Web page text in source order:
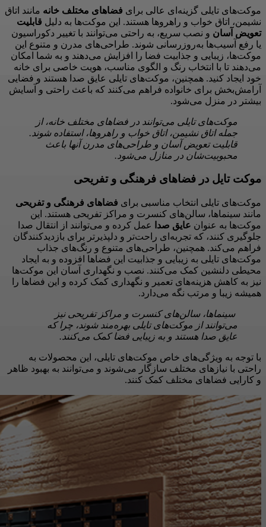
موکت‌های تایلی گزینه‌ای عالی برای فضاهای مختلف خانه مانند اتاق
نشیمن، اتاق خواب و راهروها هستند. این موکت‌ها به دلیل قابلیت
تعویض آسان و نصب سریع، به راحتی می‌توانند با تغییر دکوراسیون
یا رفع آسیب‌ها به‌روزرسانی شوند. طراحی‌های مدرن و متنوع این
موکت‌ها، زیبایی و جذابیت فضا را افزایش می‌دهند و به شما امکان
می‌دهند تا با انتخاب رنگ و الگوی مناسب، هویت خاصی برای خانه
خود ایجاد کنید. همچنین، موکت‌های تایلی عایق صدا هستند و فضایی
آرامش‌بخش برای خانواده فراهم می‌کنند که باعث راحتی و آسایش
بیشتر در منزل می‌شود.
موکت‌های تایلی می‌توانند در فضاهای مختلف خانه، از
جمله اتاق نشیمن، اتاق خواب و راهروها، استفاده شوند.
قابلیت تعویض آسان و طراحی‌های مدرن آنها باعث
محبوبیت‌شان در منازل می‌شود.
موکت تایل در فضاهای فرهنگی و تفریحی
موکت‌های تایلی انتخاب مناسبی برای فضاهای فرهنگی و تفریحی
مانند سینماها، سالن‌های کنسرت و مراکز تفریحی هستند. این
موکت‌ها به عنوان عایق صدا
عمل کرده و می‌توانند از انتقال صدا
جلوگیری کنند، که تجربه‌ای راحت‌تر و دلپذیرتر برای بازدیدکنندگان
فراهم می‌کند. همچنین، طراحی‌های متنوع و رنگ‌های جذاب
موکت‌های تایلی به زیبایی و جذابیت این فضاها افزوده و به ایجاد
محیطی دلنشین کمک می‌کنند. نصب و نگهداری آسان این موکت‌ها
نیز به کاهش هزینه‌های تعمیر و نگهداری کمک کرده و این فضاها را
همیشه زیبا و مرتب نگه می‌دارد.
سینماها، سالن‌های کنسرت و مراکز تفریحی نیز
می‌توانند از موکت‌های تایلی بهره‌مند شوند، چرا که
عایق صدا هستند و به زیبایی فضا کمک می‌کنند.
با توجه به ویژگی‌های خاص موکت‌های تایلی، این محصولات به
راحتی با نیازهای مختلف سازگار می‌شوند و می‌توانند به بهبود ظاهر
و کارایی فضاهای مختلف کمک کنند.